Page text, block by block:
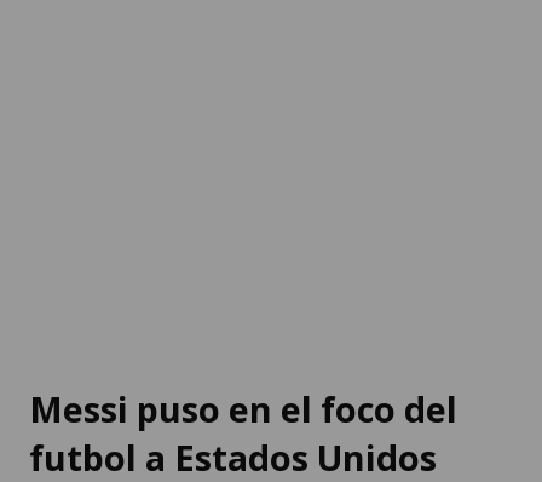
Messi puso en el foco del
futbol a Estados Unidos